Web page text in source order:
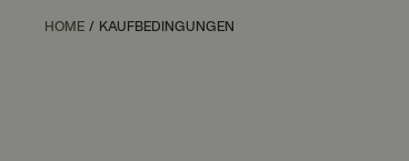
HOME KAUFBEDINGUNGEN